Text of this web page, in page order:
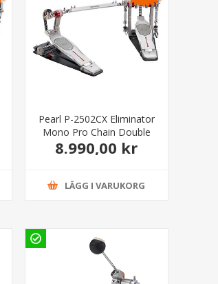
Pearl P-2502CX Eliminator
Mono Pro Chain Double
Pedal
8.990,00 kr
LÄGG I VARUKORG